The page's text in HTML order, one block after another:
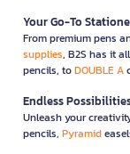
Your Go-To
From premium pens
supplies, B2S has it
pencils, toDOUBLE A
Endless
Unleash your
pencils, Pyramid